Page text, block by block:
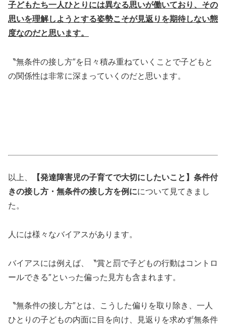
子どもたち一人ひとりには異なる思いが働いており、その
思いを理解しようとする姿勢こそが見返りを期待しない態
度なのだと思います。
〝無条件の接し方″を日々積み重ねていくことで子どもと
の関係性は非常に深まっていくのだと思います。
以上、
【発達障害児の子育てで大切にしたいこと】条件付
きの接し方・無条件の接し方を例にについて見てきまし
た。
人には様々なバイアスがあります。
バイアスには例えば、〝賞と罰で子どもの行動はコントロ
ールできる″といった偏った見方も含まれます。
〝無条件の接し方″とは、こうした偏りを取り除き、一人
ひとりの子どもの内面に目を向け、見返りを求めず無条件